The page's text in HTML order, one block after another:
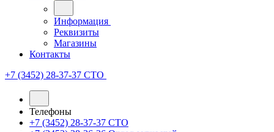
Информация
Реквизиты
Магазины
Контакты
+7 (3452) 28-37-37 СТО
Телефоны
+7 (3452) 28-37-37 СТО